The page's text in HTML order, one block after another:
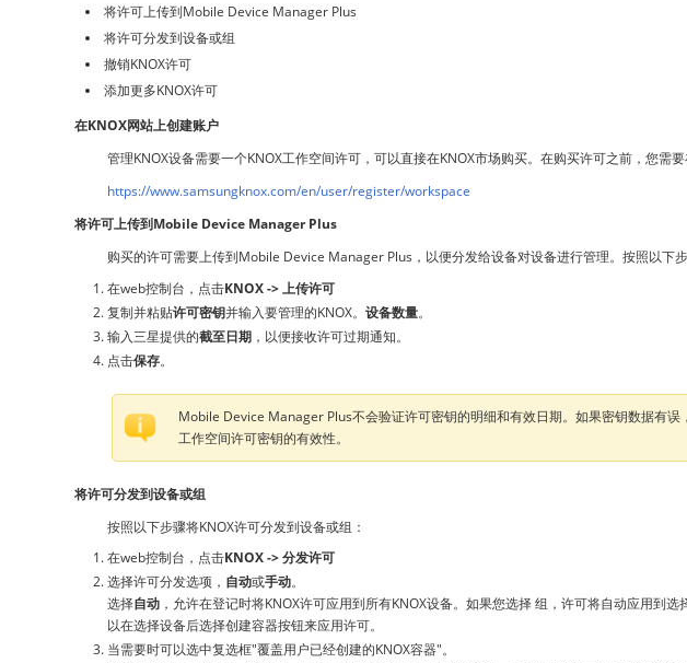
将许可上传到Mobile Device Manager Plus
将许可分发到设备或组
撤销KNOX许可
添加更多KNOX许可
在KNOX网站上创建账户
管理KNOX设备需要一个KNOX工作空间许可，可以直接在KNOX市场购买。在购买许可之前，您需
https://www.samsungknox.com/en/user/register/workspace
将许可上传到Mobile Device Manager Plus
购买的许可需要上传到Mobile Device Manager Plus，以便分发给设备对设备进行管理。按照以下
在web控制台，点击KNOX -> 上传许可
复制并粘贴许可密钥并输入要管理的KNOX。 设备数量。
输入三星提供的截至日期 ，以便接收许可过期通知。
点击保存。
Mobile Device Manager Plus不会验证许可密钥的明细和有效日期。如果密钥数据有误
工作空间许可密钥的有效性。
将许可分发到设备或组
按照以下步骤将KNOX许可分发到设备或组：
在web控制台，点击KNOX -> 分发许可
选择许可分发选项， 自动或手动。
选择自动 ，允许在登记时将KNOX许可应用到所有KNOX设备。如果您选择 组，许可将自动应用到
以在选择设备后选择创建容器按钮来应用许可。
当需要时可以选中复选框"覆盖用户已经创建的KNOX容器"。